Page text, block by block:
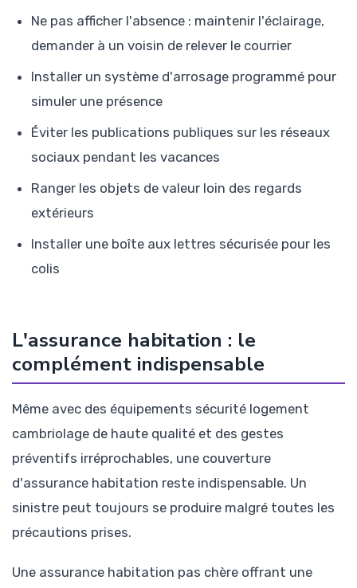
Ne pas afficher l'absence : maintenir l'éclairage,
demander à un voisin de relever le courrier
Installer un système d'arrosage programmé pour
simuler une présence
Éviter les publications publiques sur les réseaux
sociaux pendant les vacances
Ranger les objets de valeur loin des regards
extérieurs
Installer une boîte aux lettres sécurisée pour les
colis
L'assurance habitation : le
complément indispensable
Même avec des équipements sécurité logement
cambriolage de haute qualité et des gestes
préventifs irréprochables, une couverture
d'assurance habitation reste indispensable. Un
sinistre peut toujours se produire malgré toutes les
précautions prises.
Une assurance habitation pas chère offrant une